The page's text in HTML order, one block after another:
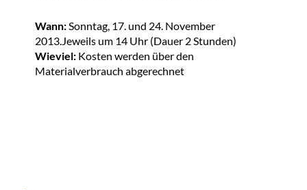
Wann:Sonntag, 17. und 24. November
2013.Jeweils um 14 Uhr (Dauer 2 Stunden)
Wieviel: Kosten werden über den
Materialverbrauch abgerechnet